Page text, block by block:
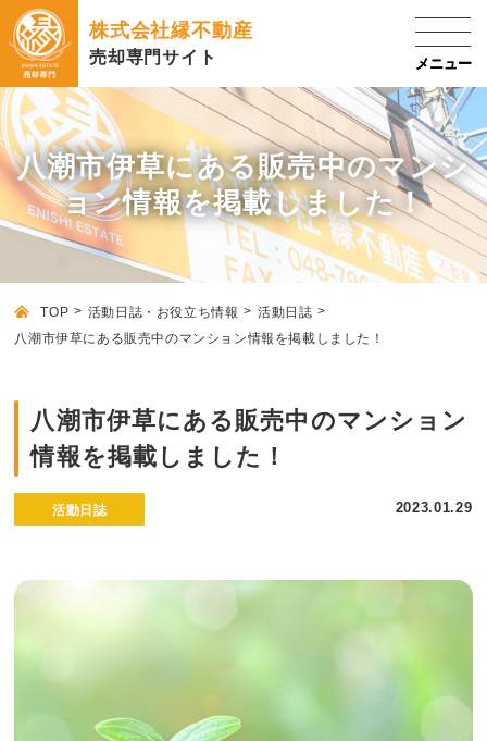
株式会社縁不動産
売却専門サイト
八潮市伊草にある販売中のマンシ
ョン情報を掲載しました！
TOP 活動日誌・お役立ち情報
活動日誌
八潮市伊草にある販売中のマンション情報を掲載しました！
八潮市伊草にある販売中のマンション
情報を掲載しました！
活動日誌 2023.01.29